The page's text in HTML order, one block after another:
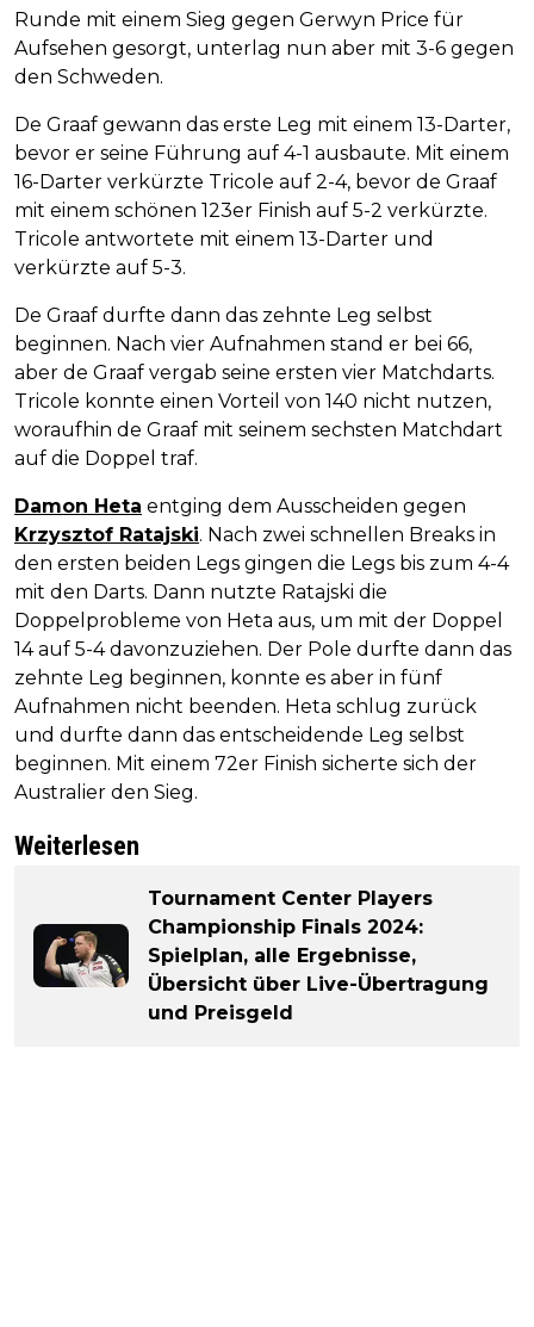
Runde mit einem Sieg gegen Gerwyn Price für
Aufsehen gesorgt, unterlag nun aber mit 3-6 gegen
den Schweden.
De Graaf gewann das erste Leg mit einem 13-Darter,
bevor er seine Führung auf 4-1 ausbaute. Mit einem
16-Darter verkürzte Tricole auf 2-4, bevor de Graaf
mit einem schönen 123er Finish auf 5-2 verkürzte.
Tricole antwortete mit einem 13-Darter und
verkürzte auf 5-3.
De Graaf durfte dann das zehnte Leg selbst
beginnen. Nach vier Aufnahmen stand er bei 66,
aber de Graaf vergab seine ersten vier Matchdarts.
Tricole konnte einen Vorteil von 140 nicht nutzen,
woraufhin de Graaf mit seinem sechsten Matchdart
auf die Doppel traf.
Damon Heta entging dem Ausscheiden gegen
Krzysztof Ratajski. Nach zwei schnellen Breaks in
den ersten beiden Legs gingen die Legs bis zum 4-4
mit den Darts. Dann nutzte Ratajski die
Doppelprobleme von Heta aus, um mit der Doppel
14 auf 5-4 davonzuziehen. Der Pole durfte dann das
zehnte Leg beginnen, konnte es aber in fünf
Aufnahmen nicht beenden. Heta schlug zurück
und durfte dann das entscheidende Leg selbst
beginnen. Mit einem 72er Finish sicherte sich der
Australier den Sieg.
Weiterlesen
Tournament Center Players
Championship Finals 2024:
Spielplan, alle Ergebnisse,
Übersicht über Live-Übertragung
und Preisgeld